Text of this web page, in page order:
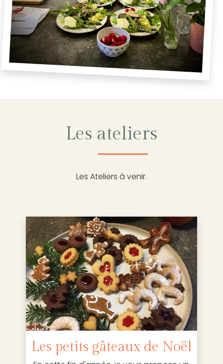
Les ateliers
Les Ateliers à venir.
Les petits gâteaux de Noël